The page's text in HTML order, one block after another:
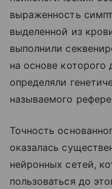
выраженность
выделенной из
выполнили
на основе которого
определяли
называемого
Точность
оказалась
нейронных сетей,
пользоваться до